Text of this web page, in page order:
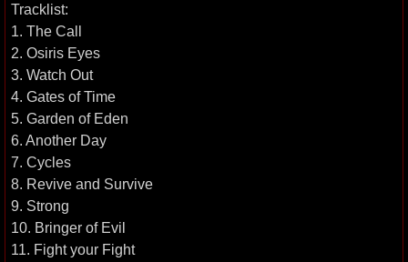
Tracklist:
1. The Call
2. Osiris Eyes
3. Watch Out
4. Gates of Time
5. Garden of Eden
6. Another Day
7. Cycles
8. Revive and Survive
9. Strong
10. Bringer of Evil
11. Fight your Fight